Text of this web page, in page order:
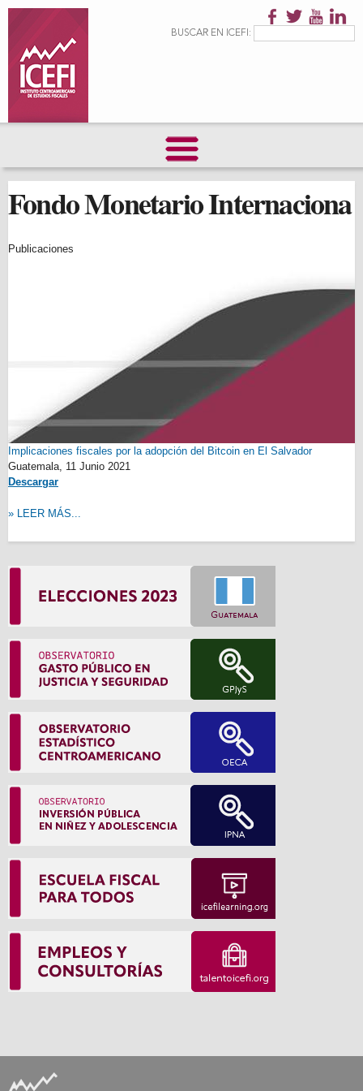
principalFormulario de
BUSCAR EN ICEFI:
Fondo Monetario Internaciona
Publicaciones
Implicaciones fiscales por la adopción del Bitcoin en El Salvador
Guatemala, 11 Junio 2021
Descargar
» LEER MÁS...